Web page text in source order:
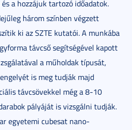
a hozzájuk tartozó időadatok.
három színben végzett
ki az SZTE kutatói. A munkába
távcső segítségével kapott
a műholdak típusát,
is meg tudják majd
távcsövekkel még a 8-10
pályáját is vizsgálni tudják.
egyetemi cubesat nano-